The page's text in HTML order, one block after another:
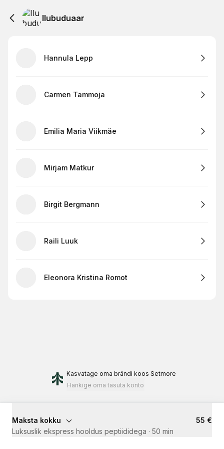
Ilubuduaar
Hannula Lepp
Carmen Tammoja
Emilia Maria Viikmäe
Mirjam Matkur
Birgit Bergmann
Raili Luuk
Eleonora Kristina Romot
Kasvatage oma brändi koos Setmore
Hankige oma tasuta konto
Maksta kokku
55 €
Luksuslik ekspress hooldus peptiididega · 50 min